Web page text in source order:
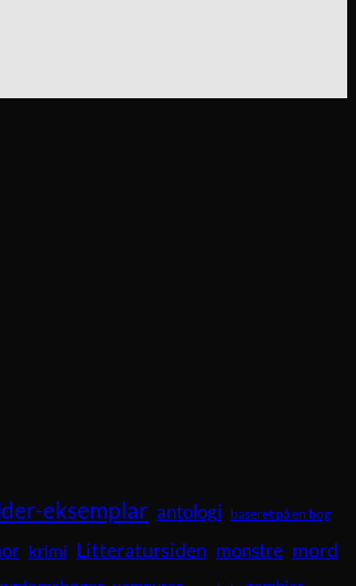
eksemplar antologi baseret på en bog
krimi Litteratursiden monstre mord